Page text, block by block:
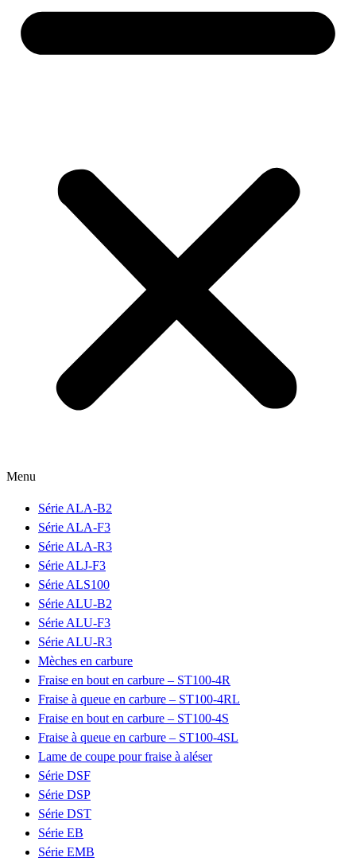
Menu
Série ALA-B2
Série ALA-F3
Série ALA-R3
Série ALJ-F3
Série ALS100
Série ALU-B2
Série ALU-F3
Série ALU-R3
Mèches en carbure
Fraise en bout en carbure – ST100-4R
Fraise à queue en carbure – ST100-4RL
Fraise en bout en carbure – ST100-4S
Fraise à queue en carbure – ST100-4SL
Lame de coupe pour fraise à aléser
Série DSF
Série DSP
Série DST
Série EB
Série EMB